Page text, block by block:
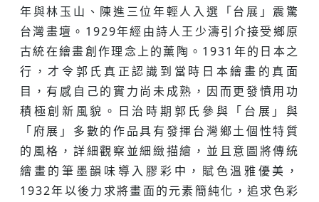
年與林玉山、陳進三位年輕人入選「台展」震驚
台灣畫壇。1929年經由詩人王少濤引介接受鄉原
古統在繪畫創作理念上的薰陶。1931年的日本之
行，才令郭氏真正認識到當時日本繪畫的真面
目，有感自己的實力尚未成熟，因而更發憤用功
積極創新風貌。日治時期郭氏參與「台展」與
「府展」多數的作品具有發揮台灣鄉土個性特質
的風格，詳細觀察並細緻描繪，並且意圖將傳統
繪畫的筆墨韻味導入膠彩中，賦色溫雅優美，
1932年以後力求將畫面的元素簡純化，追求色彩